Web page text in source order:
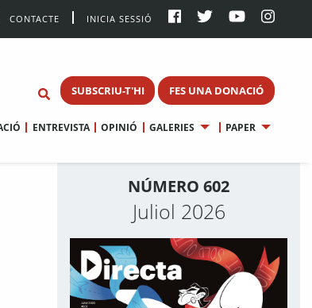
CONTACTE INICIA SESSIÓ
SUBSCRIU-T'HI FES UNA DONACIÓ
ENTREVISTA OPINIÓ GALERIES PAPER
NÚMERO 602
Juliol 2026